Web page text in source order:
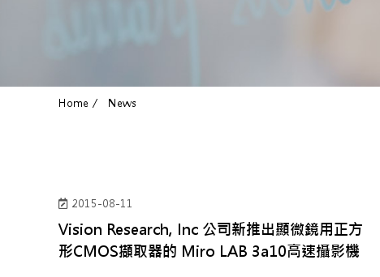
Home News
2015-08-11
Vision Research, Inc 公司新推出顯微鏡用正方
形CMOS擷取器的 Miro LAB 3a10高速攝影機